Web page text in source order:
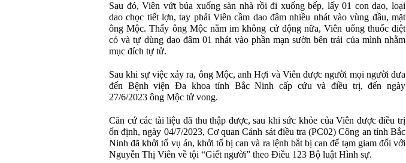
Sau đó, Viên vứt búa xuống sàn nhà rồi đi xuống bếp, lấy 01 con dao, loại
dao chọc tiết lợn, tay phải Viên cầm dao đâm nhiều nhát vào vùng đầu, mặt
ông Mộc. Thấy ông Mộc nằm im không cử động nữa, Viên uống thuốc diệt
cỏ và tự dùng dao đâm 01 nhát vào phần mạn sườn bên trái của mình nhằm
mục đích tự tử.
Sau khi sự việc xảy ra, ông Mộc, anh Hợi và Viên được người mọi người đưa
đến Bệnh viện Đa khoa tỉnh Bắc Ninh cấp cứu và điều trị, đến ngày
27/6/2023 ông Mộc tử vong.
Căn cứ các tài liệu đã thu thập được, sau khi sức khỏe của Viên được điều trị
ổn định, ngày 04/7/2023, Cơ quan Cảnh sát điều tra (PC02) Công an tỉnh Bắc
Ninh đã khởi tố vụ án, khởi tố bị can và ra lệnh bắt bị can để tạm giam đối với
Nguyễn Thị Viên về tội “Giết người” theo Điều 123 Bộ luật Hình sự.